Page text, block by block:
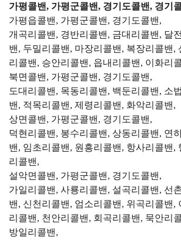
가평콜밴, 가평군콜밴, 경기도콜밴, 경기
가평읍콜밴, 가평군콜밴, 경기도콜밴,
개곡리콜밴, 경반리콜밴, 금대리콜밴, 달
밴, 두밀리콜밴, 마장리콜밴, 복장리콜밴,
리콜밴, 승안리콜밴, 읍내리콜밴, 이화리
북면콜밴, 가평군콜밴, 경기도콜밴,
도대리콜밴, 목동리콜밴, 백둔리콜밴, 소
밴, 적목리콜밴, 제령리콜밴, 화악리콜밴,
상면콜밴, 가평군콜밴, 경기도콜밴,
덕현리콜밴, 봉수리콜밴, 상동리콜밴, 연
밴, 임초리콜밴, 원흥리콜밴, 항사리콜밴,
리콜밴,
설악면콜밴, 가평군콜밴, 경기도콜밴,
가일리콜밴, 사룡리콜밴, 설곡리콜밴, 선
밴, 신천리콜밴, 엄소리콜밴, 위곡리콜밴,
리콜밴, 천안리콜밴, 회곡리콜밴, 묵안리
방일리콜밴,